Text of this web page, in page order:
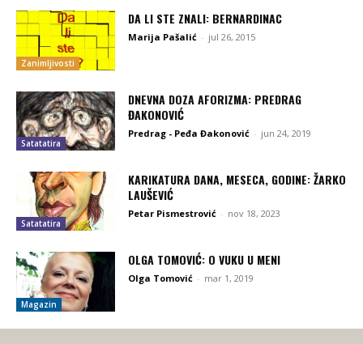
Zanimljivosti
DA LI STE ZNALI: BERNARDINAC
Marija Pašalić - jul 26, 2015
Satatatira
DNEVNA DOZA AFORIZMA: PREDRAG
ĐAKONOVIĆ
Predrag - Peđa Đakonović - jun 24, 2019
Satatatira
KARIKATURA DANA, MESECA, GODINE: ŽARKO
LAUŠEVIĆ
Petar Pismestrović - nov 18, 2023
Magazin
OLGA TOMOVIĆ: O VUKU U MENI
Olga Tomović - mar 1, 2019